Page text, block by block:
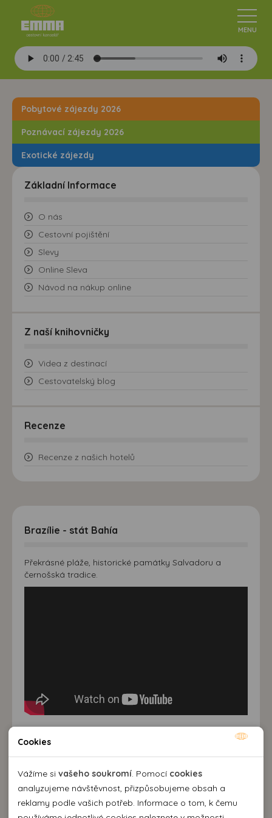
Pobytové zájezdy 2026
Poznávací zájezdy 2026
Exotické zájezdy
Základní Informace
O nás
Cestovní pojištění
Slevy
Online Sleva
Návod na nákup online
Z naší knihovničky
Videa z destinací
Cestovatelský blog
Recenze
Recenze z našich hotelů
Brazílie - stát Bahía
Překrásné pláže, historické památky Salvadoru a
černošská tradice.
Kontaktujte nás
EMMA Agency spol. s r.o.
Cookies
Vážíme si vašeho soukromí . Pomocí cookies
analyzujeme návštěvnost, přizpůsobujeme obsah a
reklamy podle vašich potřeb. Informace o tom, k čemu
Nutné cookies pomáhají, aby byla webová stránka
použitelná tak, že umožní základní funkce jako navigace
stránky a přístup k zabezpečeným sekcím webové stránky.